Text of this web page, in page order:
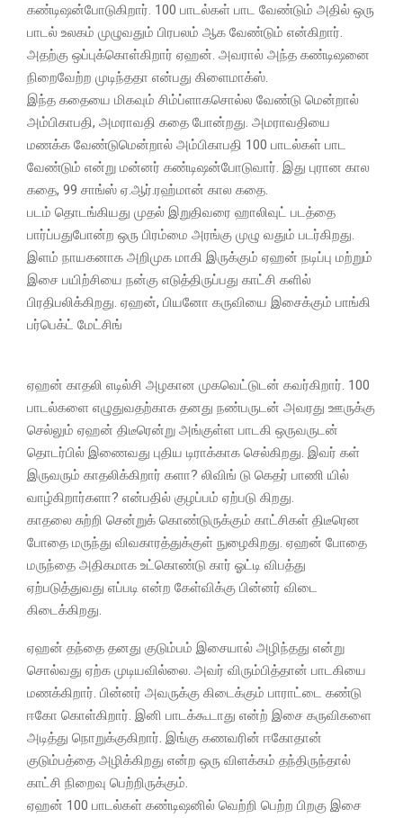
கண்டிஷன்போடுகிறார். 100 பாடல்கள் பாட வேண்டும் அதில் ஒரு
பாடல் உலகம் முழுவதும் பிரபலம் ஆக வேண்டும் என்கிறார்.
அதற்கு ஒப்புக்கொள்கிறார் ஏஹன். அவரால் அந்த கண்டிஷனை
நிறைவேற்ற முடிந்ததா என்பது கிளைமாக்ஸ்.
இந்த கதையை மிகவும் சிம்ப்ளாகசொல்ல வேண்டு மென்றால்
அம்பிகாபதி, அமராவதி கதை போன்றது. அமராவதியை
மணக்க வேண்டுமென்றால் அம்பிகாபதி 100 பாடல்கள் பாட
வேண்டும் என்று மன்னர் கண்டிஷன்போடுவார். இது புரான கால
கதை, 99 சாங்ஸ் ஏ.ஆர்.ரஹ்மான் கால கதை.
படம் தொடங்கியது முதல் இறுதிவரை ஹாலிவுட் படத்தை
பார்ப்பதுபோன்ற ஒரு பிரம்மை அரங்கு முழு வதும் படர்கிறது.
இளம் நாயகனாக அறிமுக மாகி இருக்கும் ஏஹன் நடிப்பு மற்றும்
இசை பயிற்சியை நன்கு எடுத்திருப்பது காட்சி களில்
பிரதிபலிக்கிறது. ஏஹன், பியனோ கருவியை இசைக்கும் பாங்கி
பர்பெக்ட் மேட்சிங்
ஏஹன் காதலி எடில்சி அழகான முகவெட்டுடன் கவர்கிறார். 100
பாடல்களை எழுதுவதற்காக தனது நண்பருடன் அவரது ஊருக்கு
செல்லும் ஏஹன் திடீரென்று அங்குள்ள பாடகி ஒருவருடன்
தொடர்பில் இணைவது புதிய டிராக்காக செல்கிறது. இவர் கள்
இருவரும் காதலிக்கிறார் களா? லிவிங் டு கெதர் பாணி யில்
வாழ்கிறார்களா? என்பதில் குழப்பம் ஏற்படு கிறது.
காதலை சுற்றி சென்றுக் கொண்டுருக்கும் காட்சிகள் திடீரென
போதை மருந்து விவகாரத்துக்குள் நுழைகிறது. ஏஹன் போதை
மருந்தை அதிகமாக உட்கொண்டு கார் ஓட்டி விபத்து
ஏற்படுத்துவது எப்படி என்ற கேள்விக்கு பின்னர் விடை
கிடைக்கிறது.
ஏஹன் தந்தை தனது குடும்பம் இசையால் அழிந்தது என்று
சொல்வது ஏற்க முடியவில்லை. அவர் விரும்பித்தான் பாடகியை
மணக்கிறார். பின்னர் அவருக்கு கிடைக்கும் பாராட்டை கண்டு
ஈகோ கொள்கிறார். இனி பாடக்கூடாது என்ற் இசை கருவிகளை
அடித்து நொறுக்குகிறார். இங்கு கணவரின் ஈகோதான்
குடும்பத்தை அழிக்கிறது என்ற ஒரு விளக்கம் தந்திருந்தால்
காட்சி நிறைவு பெற்றிருக்கும்.
ஏஹன் 100 பாடல்கள் கண்டிஷனில் வெற்றி பெற்ற பிறகு இசை